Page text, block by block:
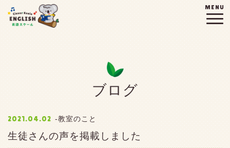
MENU
ブログ
2021.04.02 教室のこと
生徒さんの声を掲載しました